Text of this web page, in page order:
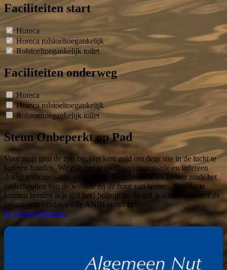
Faciliteiten start
Horeca
Horeca rolstoeltoegankelijk
Rolstoeltoegankelijk toilet
Faciliteiten onderweg
Horeca
Horeca rolstoeltoegankelijk
Rolstoeltoegankelijk toilet
Steun Onbeperkt op Pad
Voor niets gaat de zon op. Het kost geld om deze site in de lucht te
kunnen houden. We zijn een vrijwilligersorganisatie en iedereen
draagt voor niets zijn steentje bij. Toch hebben we kosten zoals het
onderhouden van de website en de huur van servers. Om dat te
kunnen betalen is je gift heel belangrijk. Je gift is aftrekbaar voor de
belastingen omdat we de ANBI-status hebben.
Ik wil een gift doen